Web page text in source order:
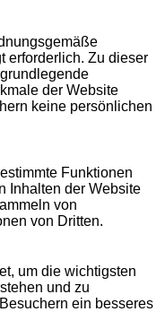
erforderlich. Zu dieser
der Website
keine persönlichen
Funktionen
Inhalten der Website
von
von Dritten.
um die wichtigsten
und zu
ein besseres